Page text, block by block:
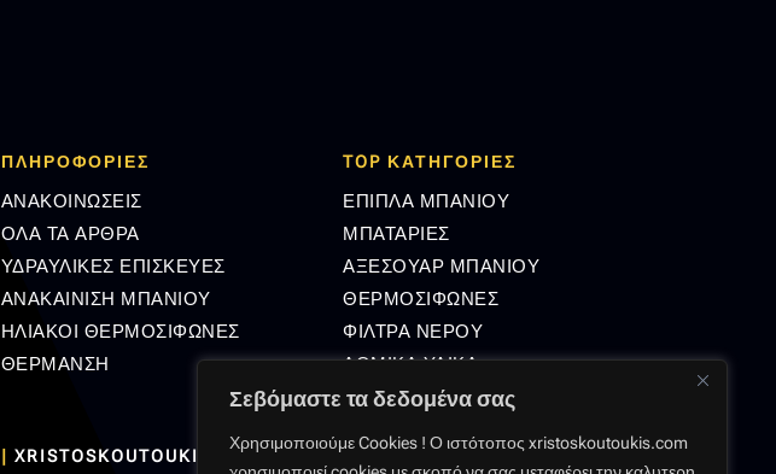
Σεβόμαστε τα δεδομένα σας
Χρησιμοποιούμε Cookies ! Ο ιστότοπος xristoskoutoukis.com
ΠΛΗΡΟΦΟΡΊΕΣ
ΑΝΑΚΟΙΝΩΣΕΙΣ
ΟΛΑ ΤΑ ΑΡΘΡΑ
ΥΔΡΑΥΛΙΚΕΣ ΕΠΙΣΚΕΥΕΣ
ΑΝΑΚΑΙΝΙΣΗ ΜΠΑΝΙΟΥ
ΗΛΙΑΚΟΙ ΘΕΡΜΟΣΙΦΩΝΕΣ
ΘΕΡΜΑΝΣΗ
TOP ΚΑΤΗΓΟΡΙΕΣ
ΕΠΙΠΛΑ ΜΠΑΝΙΟΥ
ΜΠΑΤΑΡΙΕΣ
ΑΞΕΣΟΥΑΡ ΜΠΑΝΙΟΥ
ΘΕΡΜΟΣΙΦΩΝΕΣ
ΦΙΛΤΡΑ ΝΕΡΟΥ
ΔΟΜΙΚΑ ΥΛΙΚΑ
XRISTOSKOUTOUKIS@GMAIL.COM